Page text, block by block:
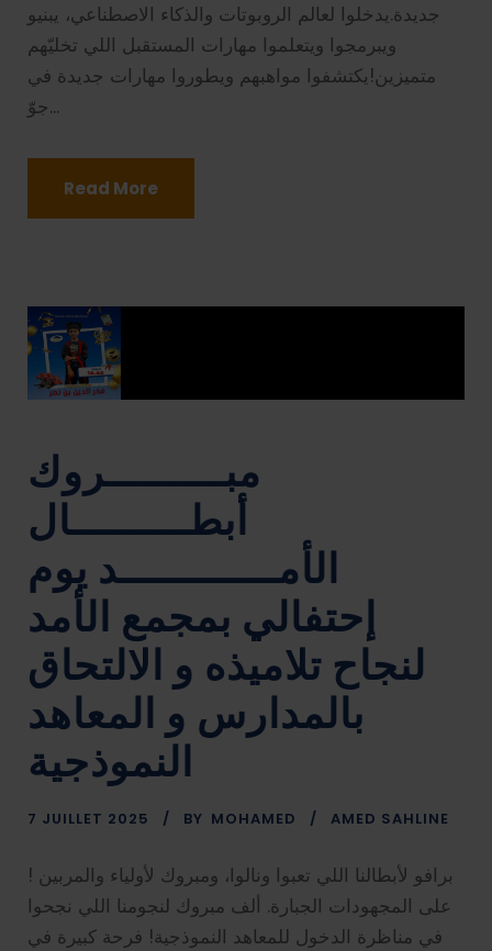
جديدة.يدخلوا لعالم الروبوتات والذكاء الاصطناعي، يبنيو
ويبرمجوا ويتعلموا مهارات المستقبل اللي تخليّهم
متميزين!يكتشفوا مواهبهم ويطوروا مهارات جديدة في
جوّ...
Read More
مبـــــــــروك
أبطـــــــــال
الأمــــــــــــد يوم
إحتفالي بمجمع الأمد
لنجاح تلاميذه و الالتحاق
بالمدارس و المعاهد
النموذجية
7 JUILLET 2025 BY MOHAMED AMED SAHLINE
! برافو لأبطالنا اللي تعبوا ونالوا، ومبروك لأولياء والمربين
على المجهودات الجبارة. ألف مبروك لنجومنا اللي نجحوا
في مناظرة الدخول للمعاهد النموذجية! فرحة كبيرة في